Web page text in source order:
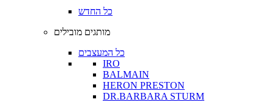
כל החדש
מותגים מובילים
כל המעצבים
IRO
BALMAIN
HERON PRESTON
DR.BARBARA STURM